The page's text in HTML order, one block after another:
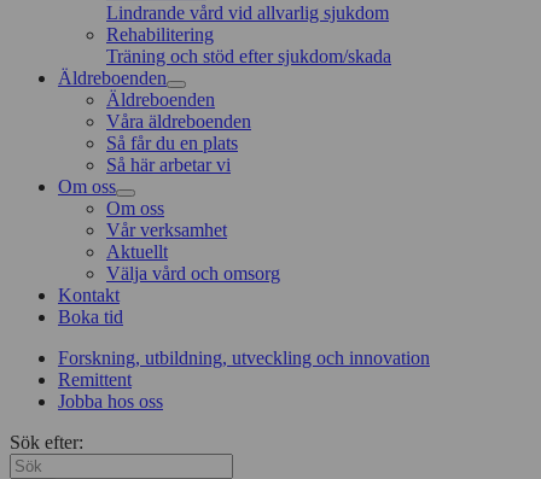
Lindrande vård vid allvarlig sjukdom
Rehabilitering
Träning och stöd efter sjukdom/skada
Äldreboenden
Äldreboenden
Våra äldreboenden
Så får du en plats
Så här arbetar vi
Om oss
Om oss
Vår verksamhet
Aktuellt
Välja vård och omsorg
Kontakt
Boka tid
Forskning, utbildning, utveckling och innovation
Remittent
Jobba hos oss
Sök efter: